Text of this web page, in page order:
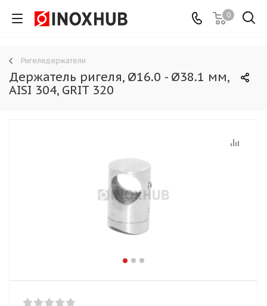
0
Ригеледержатели
Держатель ригеля, Ø16.0 - Ø38.1 мм,
AISI 304, GRIT 320